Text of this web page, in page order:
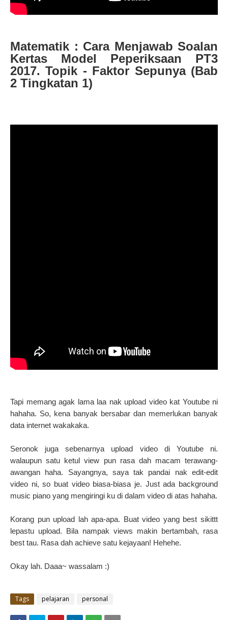
Matematik : Cara Menjawab Soalan
Kertas Model Peperiksaan PT3
2017. Topik - Faktor Sepunya (Bab
2 Tingkatan 1)
Tapi memang agak lama laa nak upload video kat Youtube ni
hahaha. So, kena banyak bersabar dan memerlukan banyak
data internet wakakaka.
Seronok juga sebenarnya upload video di Youtube ni.
walaupun satu ketul view pun rasa dah macam terawang-
awangan haha. Sayangnya, saya tak pandai nak edit-edit
video ni, so buat video biasa-biasa je. Just ada background
music piano yang mengiringi ku di dalam video di atas hahaha.
Korang pun upload lah apa-apa. Buat video yang best sikittt
lepastu upload. Bila nampak views makin bertambah, rasa
best tau. Rasa dah achieve satu kejayaan! Hehehe.
Okay lah. Daaa~ wassalam :)
Tags pelajaran personal